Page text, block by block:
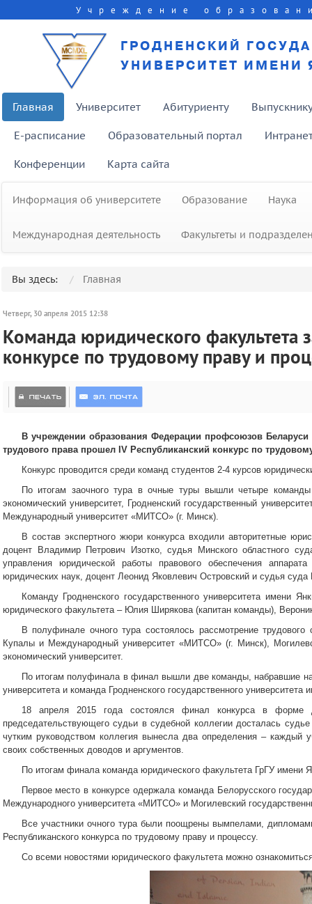
Учреждение
ГРОДНЕНСКИЙ
УНИВЕРСИТЕТ ИМЕНИ
Главная Университет Абитуриенту
E-расписание Образовательный портал
Конференции Карта сайта
Информация об университете Образование Наука
Международная деятельность Факультеты и
Вы здесь: Главная
Четверг, 30 апреля 2015 12:38
Команда юридического факультета
конкурсе по трудовому праву и
В учреждении образования Федерации профсоюзов
трудового права прошел IV Республиканский конкурс по
Конкурс проводится среди команд студентов 2-4 курсов
По итогам заочного тура в очные туры вышли четыре
экономический университет, Гродненский государственный
Международный университет «МИТСО» (г. Минск).
В состав экспертного жюри конкурса входили авторитетные
доцент Владимир Петрович Изотко, судья Минского областного
управления юридической работы правового обеспечения
юридических наук, доцент Леонид Яковлевич Островский и судья
Команду Гродненского государственного университета имени
юридического факультета – Юлия Ширякова (капитан команды),
В полуфинале очного тура состоялось рассмотрение
Купалы и Международный университет «МИТСО» (г. Минск),
экономический университет.
По итогам полуфинала в финал вышли две команды, набравшие
университета и команда Гродненского государственного
18 апреля 2015 года состоялся финал конкурса в форме
председательствующего судьи в судебной коллегии досталась
чутким руководством коллегия вынесла два определения – каждый
своих собственных доводов и аргументов.
По итогам финала команда юридического факультета ГрГУ имени
Первое место в конкурсе одержала команда Белорусского
Международного университета «МИТСО» и Могилевский
Все участники очного тура были поощрены вымпелами,
Республиканского конкурса по трудовому праву и процессу.
Со всеми новостями юридического факультета можно